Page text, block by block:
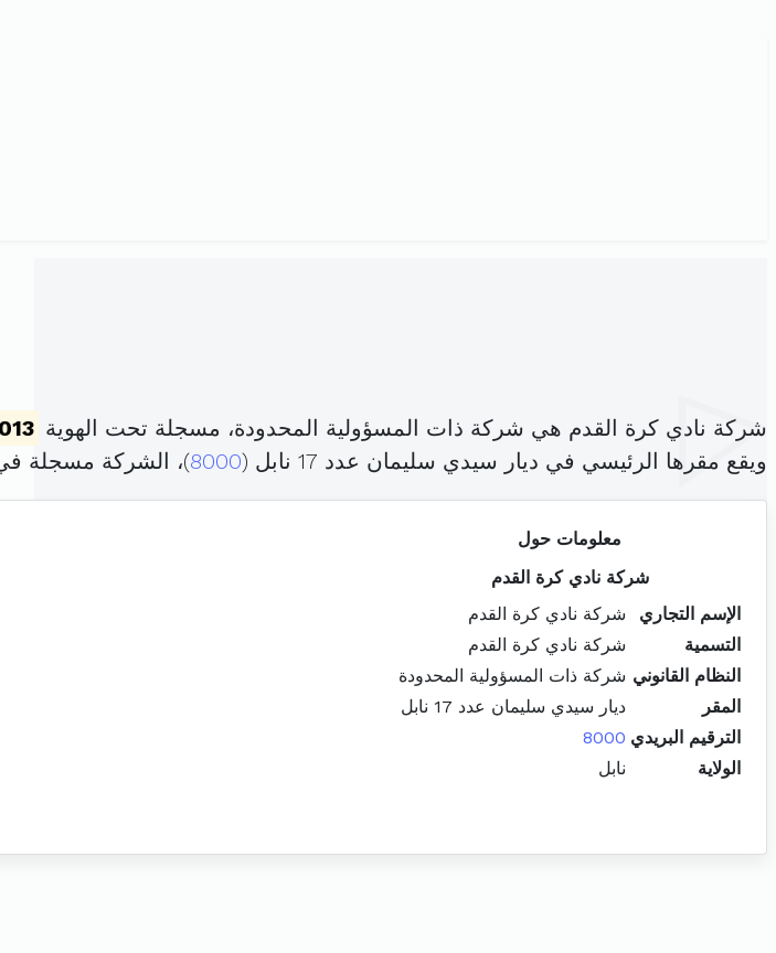
شركة نادي كرة القدم هي شركة ذات المسؤولية المحدودة، مسجلة تحت الهوية
ويقع مقرها الرئيسي في ديار سيدي سليمان عدد 17 نابل (
8000)، الشركة مسجلة
معلومات حول
شركة نادي كرة القدم
الإسم التجاري
شركة نادي كرة القدم
التسمية
شركة نادي كرة القدم
النظام القانوني شركة ذات المسؤولية المحدودة
المقر
ديار سيدي سليمان عدد 17 نابل
الترقيم البريدي 8000
الولاية
نابل